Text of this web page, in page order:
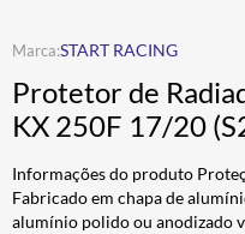
START RACING
Protetor de
KX 250F 17/20
Informações do produto
Fabricado em chapa de
alumínio polido ou anodizado
4º ÓCULOS SOLAR
5º LUVA
6º BAU
7º CALÇA
8º ALPINESTAR